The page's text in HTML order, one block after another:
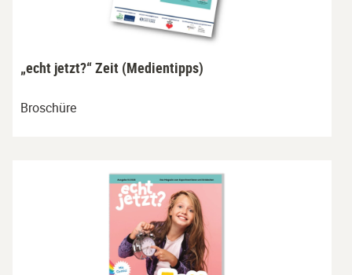
„echt jetzt?“ Zeit (Medientipps)
Broschüre